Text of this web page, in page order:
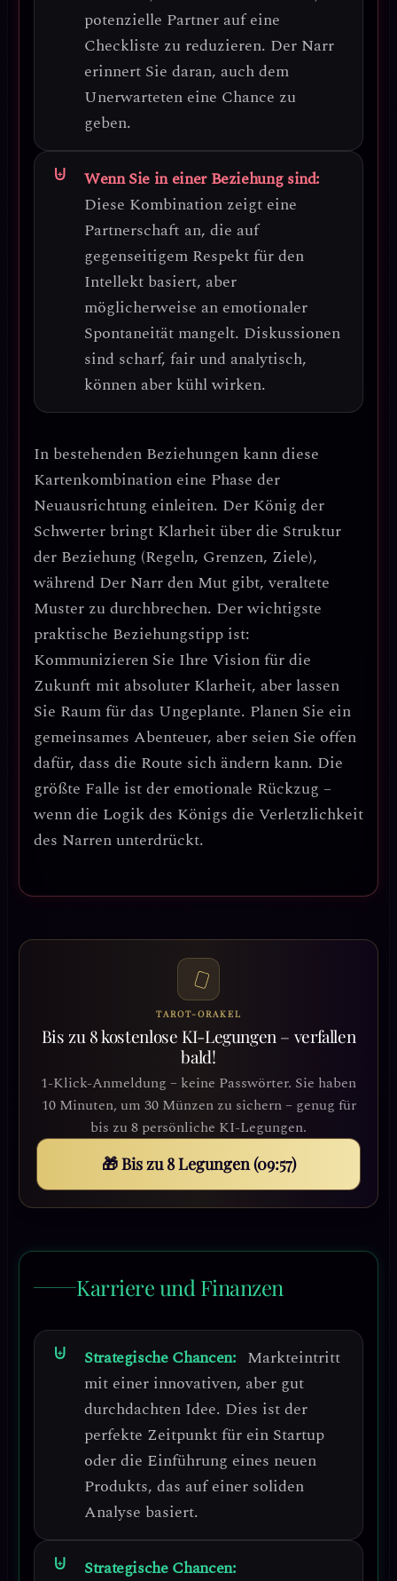
potenzielle Partner auf eine
Checkliste zu reduzieren. Der Narr
erinnert Sie daran, auch dem
Unerwarteten eine Chance zu
geben.
Wenn Sie in einer Beziehung sind:
Diese Kombination zeigt eine
Partnerschaft an, die auf
gegenseitigem Respekt für den
Intellekt basiert, aber
möglicherweise an emotionaler
Spontaneität mangelt. Diskussionen
sind scharf, fair und analytisch,
können aber kühl wirken.
In bestehenden Beziehungen kann diese
Kartenkombination eine Phase der
Neuausrichtung einleiten. Der König der
Schwerter bringt Klarheit über die Struktur
der Beziehung (Regeln, Grenzen, Ziele),
während Der Narr den Mut gibt, veraltete
Muster zu durchbrechen. Der wichtigste
praktische Beziehungstipp ist:
Kommunizieren Sie Ihre Vision für die
Zukunft mit absoluter Klarheit, aber lassen
Sie Raum für das Ungeplante. Planen Sie ein
gemeinsames Abenteuer, aber seien Sie offen
dafür, dass die Route sich ändern kann. Die
größte Falle ist der emotionale Rückzug –
wenn die Logik des Königs die Verletzlichkeit
des Narren unterdrückt.
TAROT-ORAKEL
Bis zu 8 kostenlose KI-Legungen – verfallen
bald!
1-Klick-Anmeldung – keine Passwörter. Sie haben
10 Minuten, um 30 Münzen zu sichern – genug für
bis zu 8 persönliche KI-Legungen.
🎁 Bis zu 8 Legungen (09:54)
Karriere und Finanzen
Strategische Chancen: Markteintritt
mit einer innovativen, aber gut
durchdachten Idee. Dies ist der
perfekte Zeitpunkt für ein Startup
oder die Einführung eines neuen
Produkts, das auf einer soliden
Analyse basiert.
Strategische Chancen: